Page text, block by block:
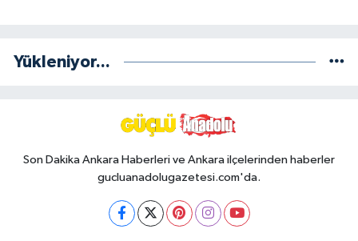
Yükleniyor...
Son Dakika Ankara Haberleri ve Ankara ilçelerinden haberler
gucluanadolugazetesi.com'da.